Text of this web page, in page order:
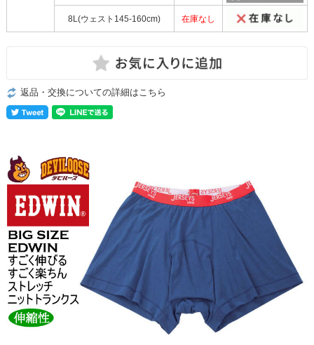
8L(ウェスト145-160cm) 在庫なし
返品・交換についての詳細はこちら